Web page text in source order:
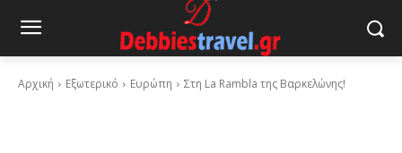
Αρχική Εξωτερικό Ευρώπη Στη La Rambla της Βαρκελώνης!